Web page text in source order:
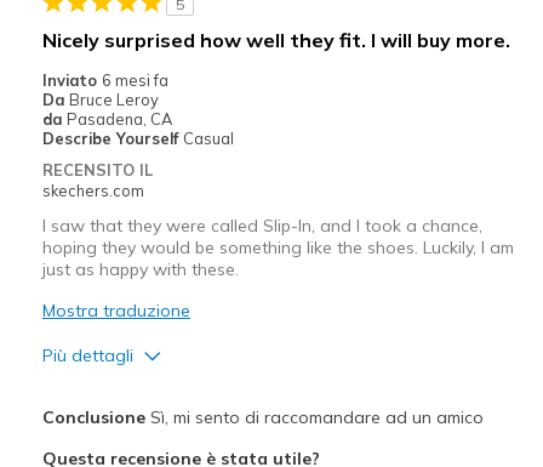
5
Nicely surprised how well they fit. I will buy more.
Inviato 6 mesi fa
Da Bruce Leroy
da Pasadena, CA
Describe Yourself Casual
RECENSITO IL
skechers.com
I saw that they were called Slip-In, and I took a chance,
hoping they would be something like the shoes. Luckily, I am
just as happy with these.
Mostra traduzione
Più dettagli
ConclusioneSì, mi sento di raccomandare ad un amico
Questa recensione è stata utile?